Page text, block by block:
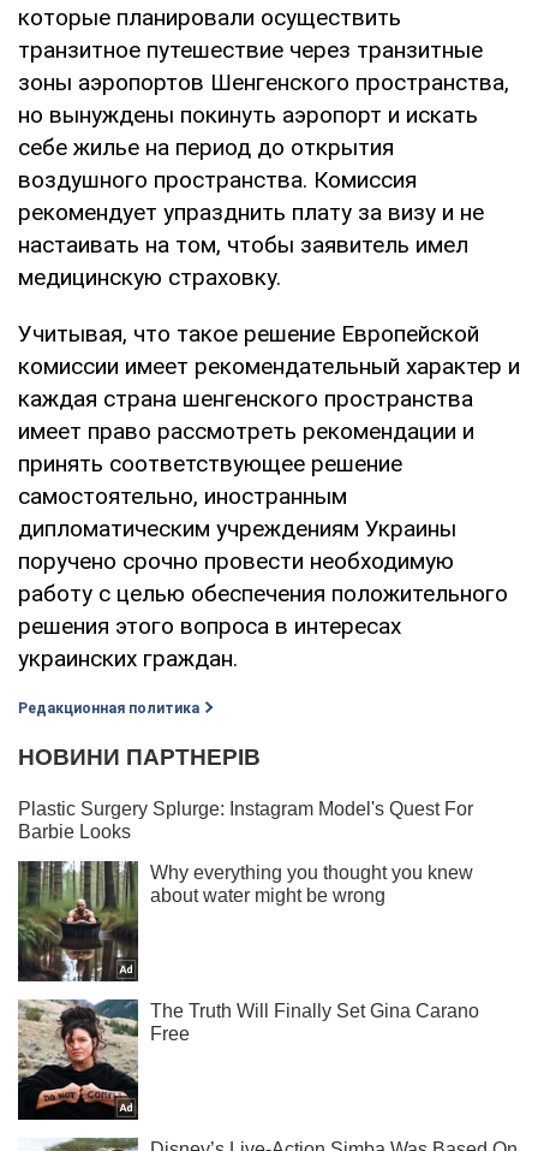
которые планировали осуществить
транзитное путешествие через транзитные
зоны аэропортов Шенгенского пространства,
но вынуждены покинуть аэропорт и искать
себе жилье на период до открытия
воздушного пространства. Комиссия
рекомендует упразднить плату за визу и не
настаивать на том, чтобы заявитель имел
медицинскую страховку.
Учитывая, что такое решение Европейской
комиссии имеет рекомендательный характер и
каждая страна шенгенского пространства
имеет право рассмотреть рекомендации и
принять соответствующее решение
самостоятельно, иностранным
дипломатическим учреждениям Украины
поручено срочно провести необходимую
работу с целью обеспечения положительного
решения этого вопроса в интересах
украинских граждан.
Редакционная политика